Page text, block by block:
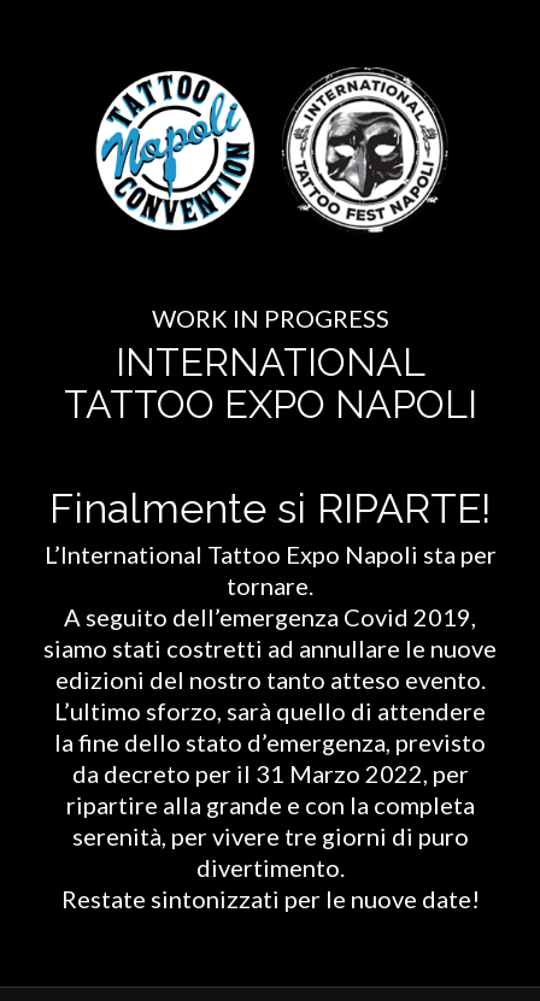
WORK IN PROGRESS
INTERNATIONAL
TATTOO EXPO NAPOLI
Finalmente si RIPARTE!
L’International Tattoo Expo Napoli sta per
tornare.
A seguito dell’emergenza Covid 2019,
siamo stati costretti ad annullare le nuove
edizioni del nostro tanto atteso evento.
L’ultimo sforzo, sarà quello di attendere
la fine dello stato d’emergenza, previsto
da decreto per il 31 Marzo 2022, per
ripartire alla grande e con la completa
serenità, per vivere tre giorni di puro
divertimento.
Restate sintonizzati per le nuove date!